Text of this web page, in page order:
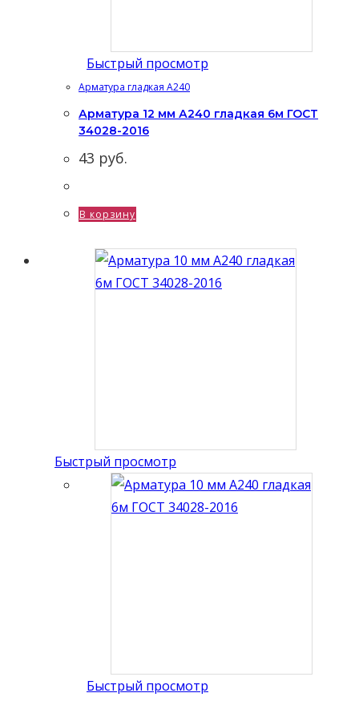
Быстрый просмотр
Арматура гладкая А240
Арматура 12 мм А240 гладкая 6м ГОСТ
34028-2016
43 руб.
В корзину
Быстрый просмотр
Быстрый просмотр